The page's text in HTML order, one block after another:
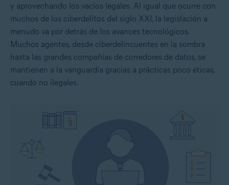
y aprovechando los vacíos legales. Al igual que ocurre con
muchos de los ciberdelitos del siglo XXI, la legislación a
menudo va por detrás de los avances tecnológicos.
Muchos agentes, desde ciberdelincuentes en la sombra
hasta las grandes compañías de corredores de datos, se
mantienen a la vanguardia gracias a prácticas poco éticas,
cuando no ilegales.